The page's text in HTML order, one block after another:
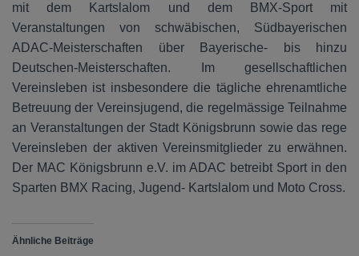
mit dem Kartslalom und dem BMX-Sport mit
Veranstaltungen von schwäbischen, Südbayerischen
ADAC-Meisterschaften über Bayerische- bis hinzu
Deutschen-Meisterschaften. Im gesellschaftlichen
Vereinsleben ist insbesondere die tägliche ehrenamtliche
Betreuung der Vereinsjugend, die regelmässige Teilnahme
an Veranstaltungen der Stadt Königsbrunn sowie das rege
Vereinsleben der aktiven Vereinsmitglieder zu erwähnen.
Der MAC Königsbrunn e.V. im ADAC betreibt Sport in den
Sparten BMX Racing, Jugend- Kartslalom und Moto Cross.
Ähnliche Beiträge